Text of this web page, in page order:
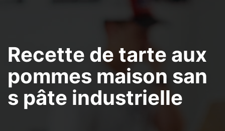
Recette de tarte aux
pommes maison san
s pâte industrielle